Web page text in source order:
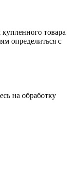
товара
определиться с
на обработку